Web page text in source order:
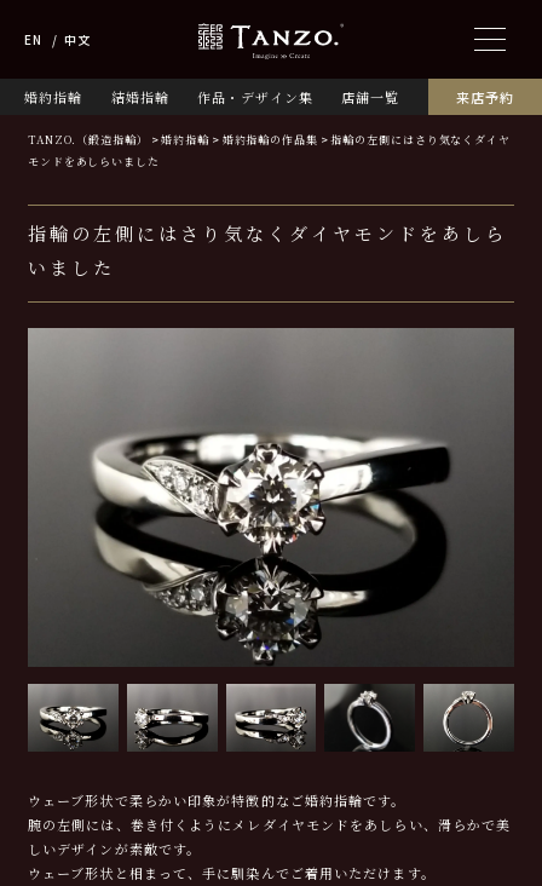
婚約指輪 結婚指輪 作品・デザイン集 店舗一覧 来店予約
EN 中文
TANZO.（鍛造指輪） 婚約指輪 婚約指輪の作品集
指輪の左側にはさり気なくダイヤ
モンドをあしらいました
指輪の左側にはさり気なくダイヤモンドをあしら
いました
ウェーブ形状で柔らかい印象が特徴的なご婚約指輪です。
腕の左側には、巻き付くようにメレダイヤモンドをあしらい、滑らかで美
しいデザインが素敵です。
ウェーブ形状と相まって、手に馴染んでご着用いただけます。